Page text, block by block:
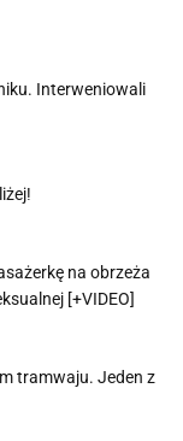
Interweniowali
na obrzeża
[+VIDEO]
tramwaju. Jeden z